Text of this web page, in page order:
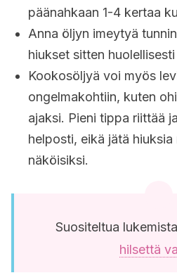
päänahkaan 1-4 kertaa
Anna öljyn imeytyä
hiukset sitten
Kookosöljyä voi myös
ongelmakohtiin, kuten
ajaksi. Pieni tippa riittää
helposti, eikä jätä hiuksia
näköisiksi.
Suositeltua
hilsettä